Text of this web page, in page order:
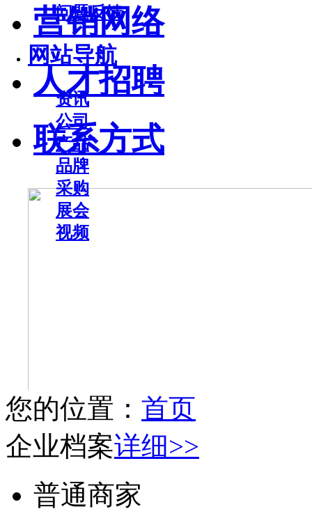
问题反馈
网站导航
资讯
公司
产品
品牌
采购
展会
视频
营销网络
人才招聘
联系方式
您的位置： 首页
企业档案详细>>
普通商家